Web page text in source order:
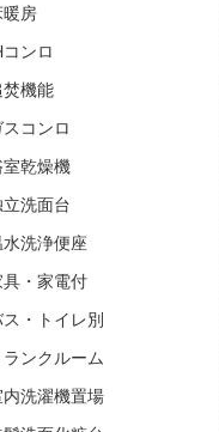
暖房
コンロ
焚機能
スコンロ
室乾燥機
立洗面台
水洗浄便座
具・家電付
ス・トイレ別
ランクルーム
内洗濯機置場